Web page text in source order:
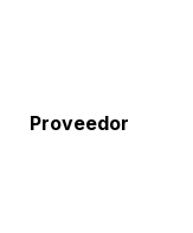
Proveedor